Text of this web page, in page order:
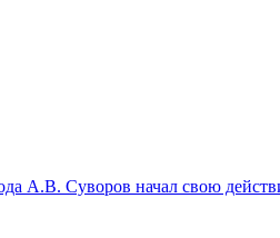
А.В. Суворов начал свою